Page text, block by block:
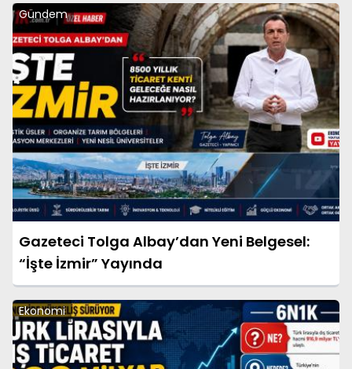
Gündem
Gazeteci Tolga Albay’dan Yeni Belgesel:
“İşte İzmir” Yayında
Ekonomi